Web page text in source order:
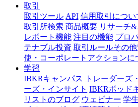
取引
取引ツール API 信用取引につい
取引所検索 商品概要 リサーチ
レポート機能 注目の機能 プロ
テナブル投資 取引ルールその
使・コーポレートアクションに
学習
IBKRキャンパス
トレーダーズ
ーズ・インサイト IBKRポッド
リストのブログ ウェビナー 学